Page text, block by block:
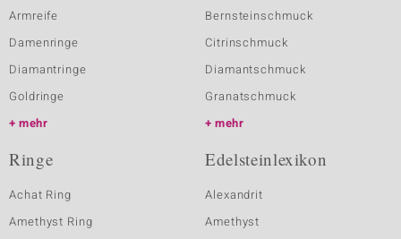
Armreife
Damenringe
Diamantringe
Goldringe
mehr
Bernsteinschmuck
Citrinschmuck
Diamantschmuck
Granatschmuck
mehr
Ringe
Achat Ring
Amethyst Ring
Edelsteinlexikon
Alexandrit
Amethyst